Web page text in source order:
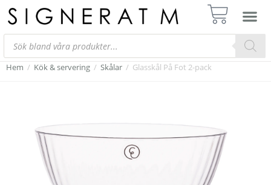
Hem / Kök & servering / Skålar / Glasskål På Fot 2-pack